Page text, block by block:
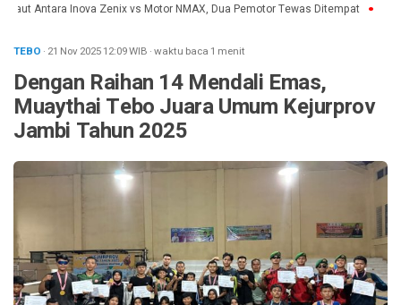
Antara Inova Zenix vs Motor NMAX, Dua Pemotor Tewas Ditempat
TEBO · 21 Nov 202512:09WIB ·waktu baca 1 menit
Dengan Raihan 14 Mendali Emas,
Muaythai Tebo Juara Umum Kejurprov
Jambi Tahun 2025